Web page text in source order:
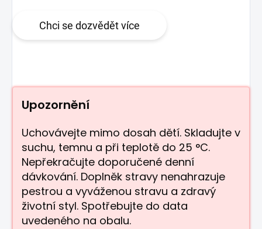
Chci se dozvědět více
Upozornění
Uchovávejte mimo dosah dětí. Skladujte v
suchu, temnu a při teplotě do 25 °C.
Nepřekračujte doporučené denní
dávkování. Doplněk stravy nenahrazuje
pestrou a vyváženou stravu a zdravý
životní styl. Spotřebujte do data
uvedeného na obalu.